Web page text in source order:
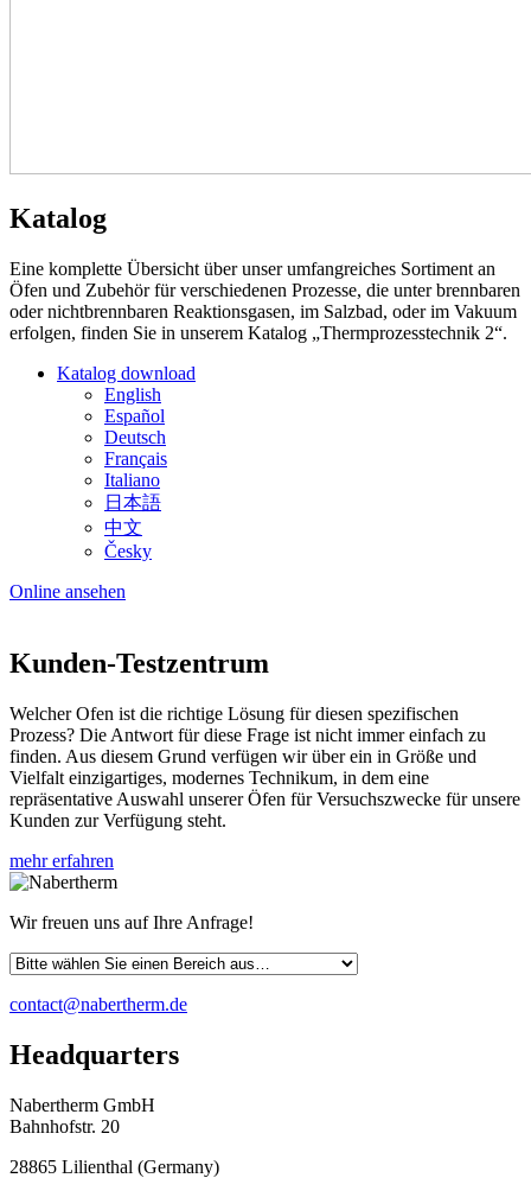
Katalog
Eine komplette Übersicht über unser umfangreiches Sortiment an
Öfen und Zubehör für verschiedenen Prozesse, die unter brennbaren
oder nichtbrennbaren Reaktionsgasen, im Salzbad, oder im Vakuum
erfolgen, finden Sie in unserem Katalog „Thermprozesstechnik 2“.
Katalog download
English
Español
Deutsch
Français
Italiano
日本語
中文
Česky
Online ansehen
Kunden-Testzentrum
Welcher Ofen ist die richtige Lösung für diesen spezifischen
Prozess? Die Antwort für diese Frage ist nicht immer einfach zu
finden. Aus diesem Grund verfügen wir über ein in Größe und
Vielfalt einzigartiges, modernes Technikum, in dem eine
repräsentative Auswahl unserer Öfen für Versuchszwecke für unsere
Kunden zur Verfügung steht.
mehr erfahren
Wir freuen uns auf Ihre Anfrage!
contact@nabertherm.de
Headquarters
Nabertherm GmbH
Bahnhofstr. 20
28865 Lilienthal (Germany)